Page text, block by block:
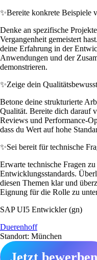
✨Bereite konkrete Beispiele
Denke an spezifische
Vergangenheit gemeistert
deine Erfahrung in der
Anwendungen und der
demonstrieren.
✨Zeige dein
Betone deine strukturierte
Qualität. Bereite dich darauf
Reviews und Performance-
dass du Wert auf hohe
✨Sei bereit für technische
Erwarte technische Fragen
Entwicklungsstandards.
diesen Themen klar und
Eignung für die Rolle zu
SAP UI5 Entwickler (gn)
Duerenhoff
Standort: München
Jetzt bewerben